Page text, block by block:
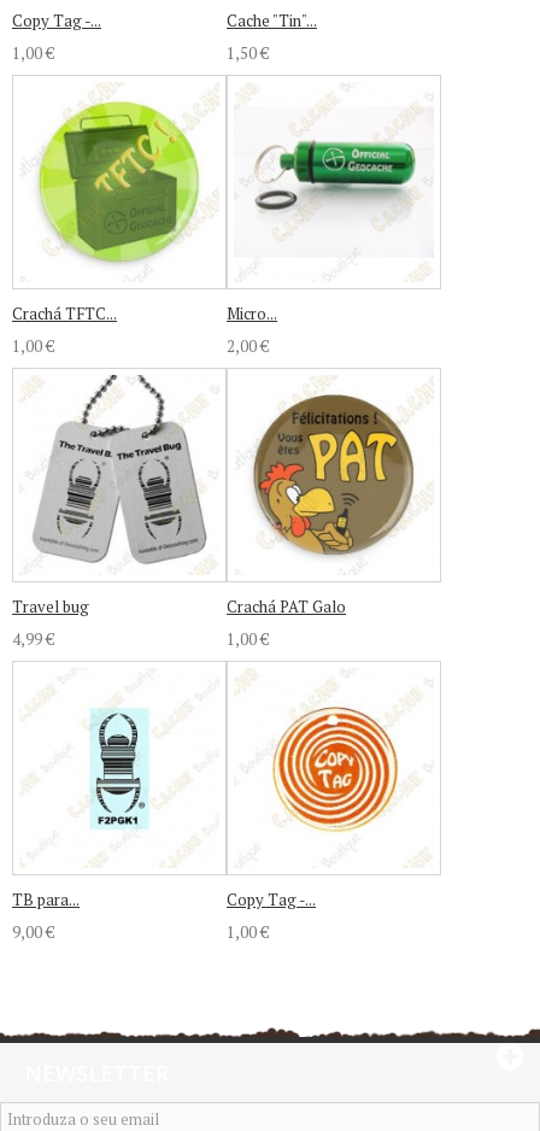
Copy Tag -...
1,00 €
Cache "Tin"...
1,50 €
Crachá TFTC...
1,00 €
Micro...
2,00 €
Travel bug
4,99 €
Crachá PAT Galo
1,00 €
TB para...
9,00 €
Copy Tag -...
1,00 €